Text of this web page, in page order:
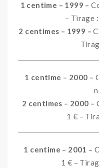
1 centime – 1999 –
– Tirage
2 centimes – 1999 –
1 centime – 2000 –
2 centimes – 2000 –
1 € –
1 centime – 2001 –
1 € –